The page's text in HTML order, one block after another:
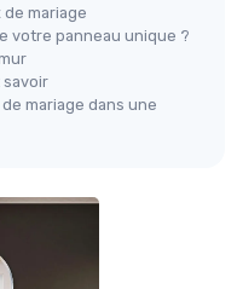
mariage
votre panneau unique ?
savoir
mariage dans une